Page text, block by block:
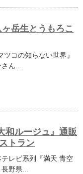
岳生とうもろこ
ツコの知らない世界』
ん...
和ルージュ』通販
トラン
レビ系列『満天 青空
野県...